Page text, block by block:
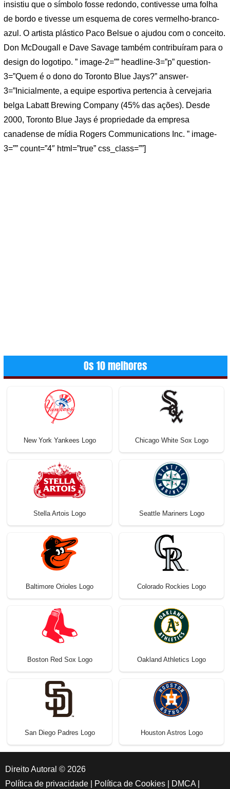
insistiu que o símbolo fosse redondo, contivesse uma folha
de bordo e tivesse um esquema de cores vermelho-branco-
azul. O artista plástico Paco Belsue o ajudou com o conceito.
Don McDougall e Dave Savage também contribuíram para o
design do logotipo. ” image-2=”” headline-3=”p” question-
3=”Quem é o dono do Toronto Blue Jays?” answer-
3=”Inicialmente, a equipe esportiva pertencia à cervejaria
belga Labatt Brewing Company (45% das ações). Desde
2000, Toronto Blue Jays é propriedade da empresa
canadense de mídia Rogers Communications Inc. ” image-
3=”” count=”4″ html=”true” css_class=””]
Os 10 melhores
New York Yankees Logo Chicago White Sox Logo
Stella Artois Logo Seattle Mariners Logo
Baltimore Orioles Logo Colorado Rockies Logo
Boston Red Sox Logo Oakland Athletics Logo
San Diego Padres Logo Houston Astros Logo
Direito Autoral © 2026
Política de privacidade
Política de Cookies DMCA